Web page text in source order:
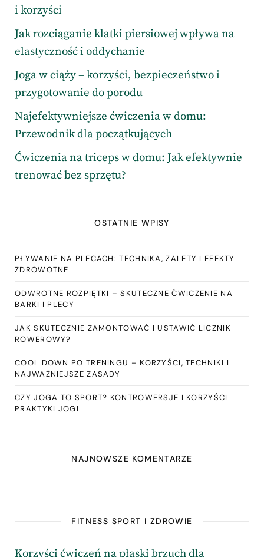
i korzyści
Jak rozciąganie klatki piersiowej wpływa na
elastyczność i oddychanie
Joga w ciąży – korzyści, bezpieczeństwo i
przygotowanie do porodu
Najefektywniejsze ćwiczenia w domu:
Przewodnik dla początkujących
Ćwiczenia na triceps w domu: Jak efektywnie
trenować bez sprzętu?
OSTATNIE WPISY
PŁYWANIE NA PLECACH: TECHNIKA, ZALETY I EFEKTY
ZDROWOTNE
ODWROTNE ROZPIĘTKI – SKUTECZNE ĆWICZENIE NA
BARKI I PLECY
JAK SKUTECZNIE ZAMONTOWAĆ I USTAWIĆ LICZNIK
ROWEROWY?
COOL DOWN PO TRENINGU – KORZYŚCI, TECHNIKI I
NAJWAŻNIEJSZE ZASADY
CZY JOGA TO SPORT? KONTROWERSJE I KORZYŚCI
PRAKTYKI JOGI
NAJNOWSZE KOMENTARZE
FITNESS SPORT I ZDROWIE
Korzyści ćwiczeń na płaski brzuch dla